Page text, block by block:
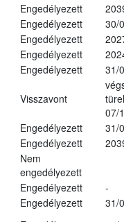
Engedélyezett
Engedélyezett
30/
Engedélyezett
Engedélyezett
Engedélyezett 31/
Visszavont
07/
Engedélyezett
31/
Engedélyezett
Nem
engedélyezett
Engedélyezett
-
Engedélyezett
31/